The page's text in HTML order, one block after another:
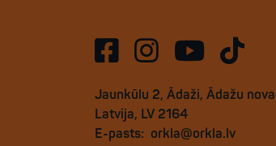
Jaunkūlu 2, Ādaži, Ādažu
Latvija, LV 2164
E-pasts: orkla@orkla.lv